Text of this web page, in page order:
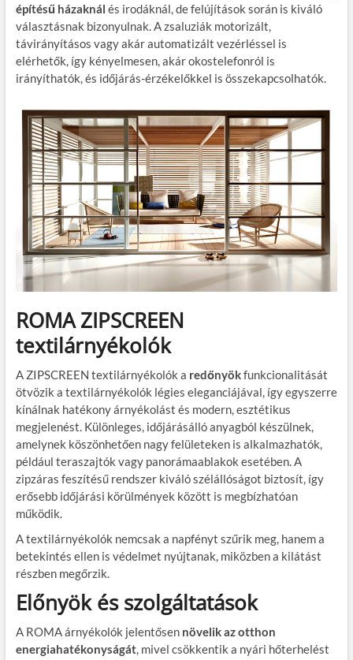
építésű házaknál és irodáknál, de felújítások során is kiváló
választásnak bizonyulnak. A zsaluziák motorizált,
távirányításos vagy akár automatizált vezérléssel is
elérhetők, így kényelmesen, akár okostelefonról is
irányíthatók, és időjárás-érzékelőkkel is összekapcsolhatók.
ROMA ZIPSCREEN
textilárnyékolók
A ZIPSCREEN textilárnyékolók a redőnyökfunkcionalitását
ötvözik a textilárnyékolók légies eleganciájával, így egyszerre
kínálnak hatékony árnyékolást és modern, esztétikus
megjelenést. Különleges, időjárásálló anyagból készülnek,
amelynek köszönhetően nagy felületeken is alkalmazhatók,
például teraszajtók vagy panorámaablakok esetében. A
zipzáras feszítésű rendszer kiváló szélállóságot biztosít, így
erősebb időjárási körülmények között is megbízhatóan
működik.
A textilárnyékolók nemcsak a napfényt szűrik meg, hanem a
betekintés ellen is védelmet nyújtanak, miközben a kilátást
részben megőrzik.
Előnyök és szolgáltatások
A ROMA árnyékolók jelentősen növelik az otthon
energiahatékonyságát, mivel csökkentik a nyári hőterhelést